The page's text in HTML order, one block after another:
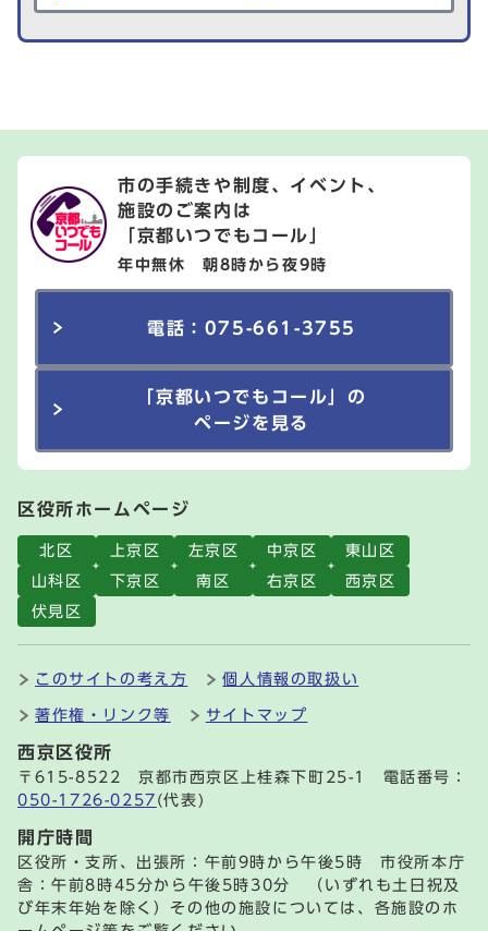
市の手続きや制度、イベント、
施設のご案内は
「京都いつでもコール」
年中無休 朝8時から夜9時
電話：075-661-3755
「京都いつでもコール」の
ページを見る
区役所ホームページ
北区 上京区 左京区 中京区
東山区
山科区
下京区 南区 右京区
西京区
伏見区
このサイトの考え方 個人情報の取扱い
著作権・リンク等 サイトマップ
西京区役所
〒615-8522 京都市西京区上桂森下町25-1 電話番号：
050-1726-0257 (代表)
開庁時間
区役所・支所、出張所：午前9時から午後5時 市役所本庁
舎：午前8時45分から午後5時30分 （いずれも土日祝及
び年末年始を除く）その他の施設については、各施設のホ